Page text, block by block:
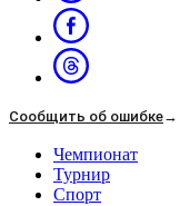
Сообщить об ошибке→
Чемпионат
Турнир
Спорт